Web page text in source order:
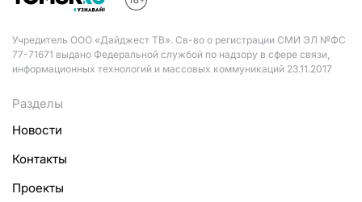
Учредитель ООО «Дайджест ТВ». Св-во о регистрации СМИ ЭЛ №ФС
77-71671 выдано Федеральной службой по надзору в сфере связи,
информационных технологий и массовых коммуникаций 23.11.2017
Разделы
Новости
Контакты
Проекты